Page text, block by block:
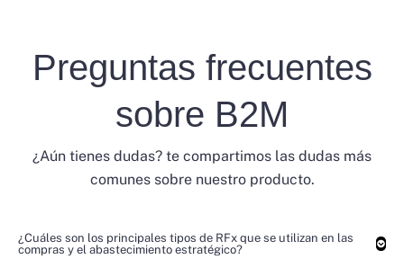
Preguntas frecuentes
sobre B2M
¿Aún tienes dudas? te compartimos las dudas más
comunes sobre nuestro producto.
¿Cuáles son los principales tipos de RFx que se utilizan en las
compras y el abastecimiento estratégico?